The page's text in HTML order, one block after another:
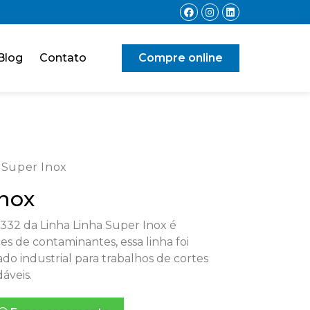
Contato Compre online
Super Inox
da Linha Linha Super Inox é
de contaminantes, essa linha foi
industrial para trabalhos de cortes